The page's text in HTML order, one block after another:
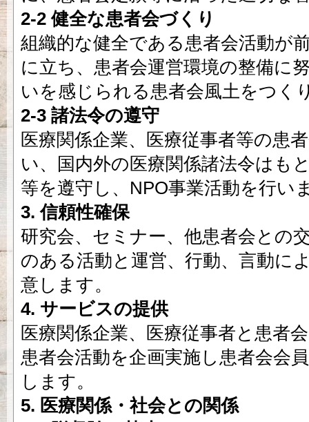
2-2 健全な患者会づくり
組織的な健全である患者会活動が
に立ち、患者会運営環境の整備に
いを感じられる患者会風土をつく
2-3 諸法令の遵守
医療関係企業、医療従事者等の患
い、国内外の医療関係諸法令はも
等を遵守し、NPO事業活動を行い
3. 信頼性確保
研究会、セミナー、他患者会との
のある活動と運営、行動、言動に
意します。
4. サービスの提供
医療関係企業、医療従事者と患者
患者会活動を企画実施し患者会会
します。
5. 医療関係・社会との関係